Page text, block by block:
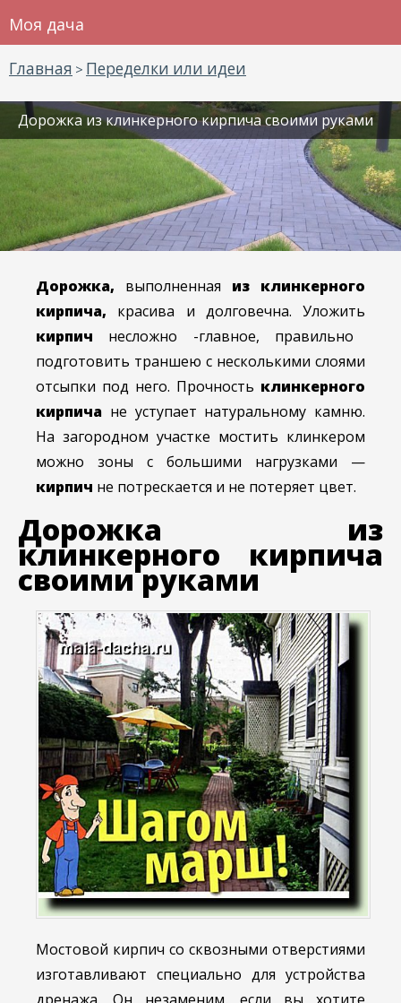
Моя дача
Главная > Переделки или идеи
Дорожка из клинкерного кирпича своими руками
Дорожка, выполненная из клинкерного
кирпича, красива и долговечна. Уложить
кирпич несложно -главное, правильно
подготовить траншею с несколькими слоями
отсыпки под него. Прочность клинкерного
кирпича не уступает натуральному камню.
На загородном участке мостить клинкером
можно зоны с большими нагрузками —
кирпич не потрескается и не потеряет цвет.
Дорожка из
клинкерного кирпича
своими руками
Мостовой кирпич со сквозными отверстиями
изготавливают специально для устройства